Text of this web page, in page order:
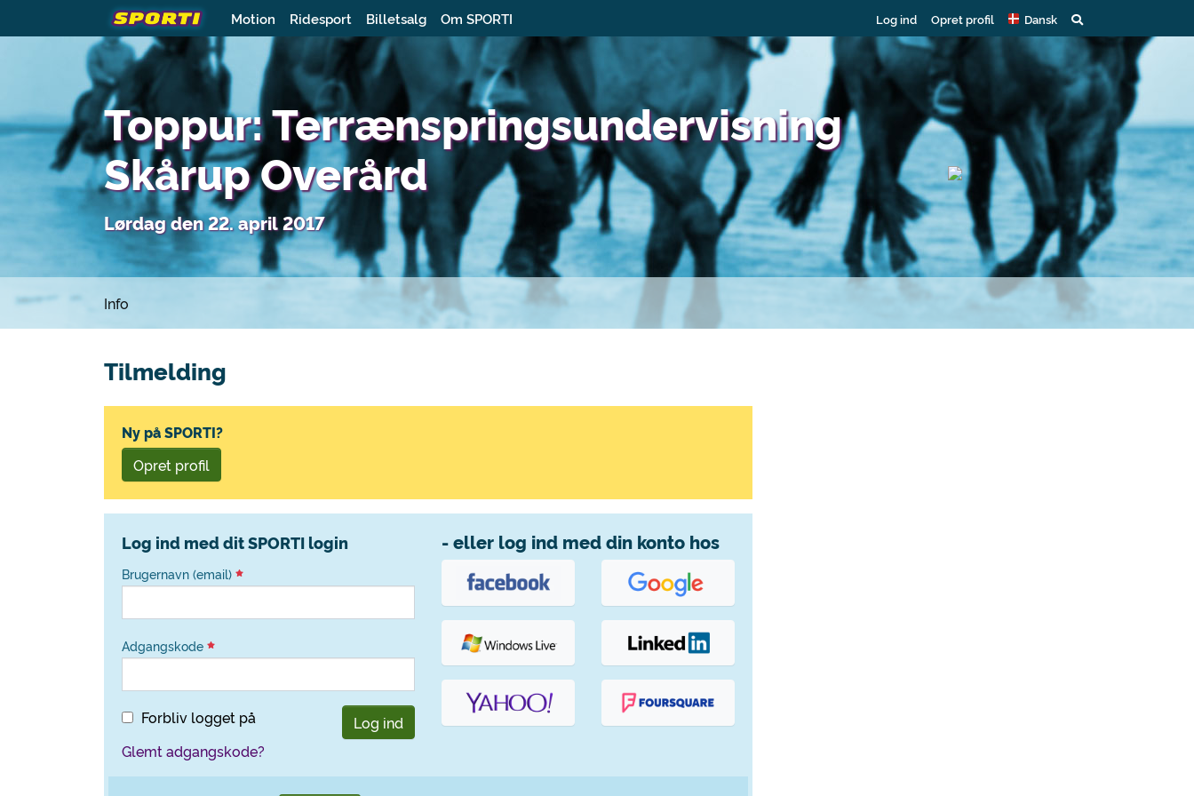
Motion Ridesport Billetsalg Om SPORTI Log ind Opret profil Dansk
Toppur: Terrænspringsundervisning
Skårup Overård
Lørdag den 22. april 2017
Info
Tilmelding
Ny på SPORTI?
Opret profil
Log ind med dit SPORTI login
Brugernavn (email)
Adgangskode
Forbliv logget på
Log ind
Glemt adgangskode?
- eller log ind med din konto hos